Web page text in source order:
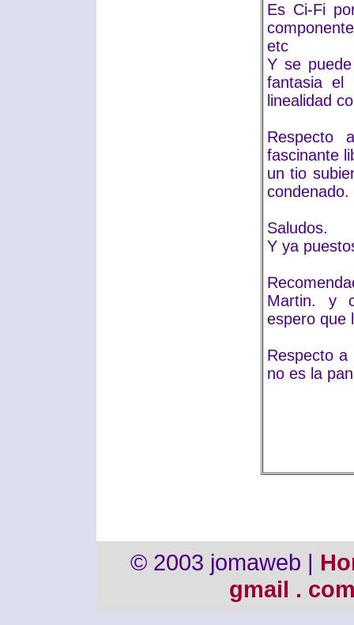
Es Ci-Fi
etc
Y se
fantasia el
linealidad
Respecto
fascinante
un tio
condenado.
Saludos.
Y ya
Martin. y
espero que
Respecto a
no es la
© 2003 jomaweb |
gmail .